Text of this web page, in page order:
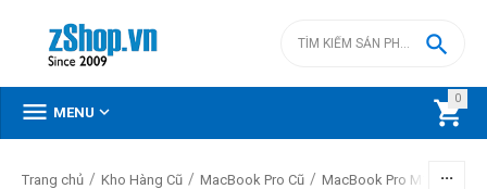
0


 MENU 
Trang chủ / Kho Hàng Cũ / MacBook Pro Cũ / MacBook Pro M1 cũ